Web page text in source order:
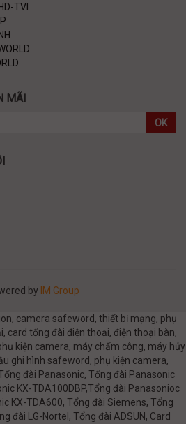
TVI
MÃI
OK
by IM Group
camera safeword, thiết bị mạng, phụ
card tổng đài điện thoại, điện thoại bàn,
kiện camera, máy chấm công, máy hủy
ghi hình safeword, phụ kiện camera,
đài Panasonic, Tổng đài Panasonic
KX-TDA100DBP,Tổng đài Panasonioc
KX-TDA600, Tổng đài Siemens, Tổng
đài LG-Nortel, Tổng đài ADSUN, Card